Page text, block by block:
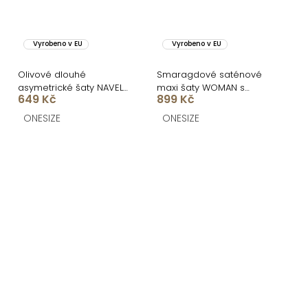
Vyrobeno v EU
Olivové dlouhé
asymetrické šaty NAVEL
na jedno rameno
649 Kč
ONESIZE
Vyrobeno v EU
Smaragdové saténové
maxi šaty WOMAN s
dlouhým rukávem
899 Kč
ONESIZE